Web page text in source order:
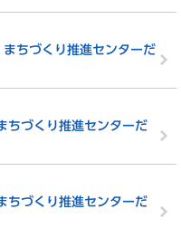
ちづくり推進センターだ
ちづくり推進センターだ
ちづくり推進センターだ